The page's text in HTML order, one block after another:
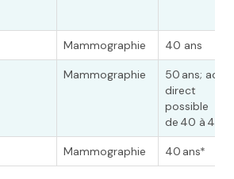
Mammographie 40 ans
Mammographie
50 ans;
direct
possible
de 40 à 49
Mammographie 40 ans*